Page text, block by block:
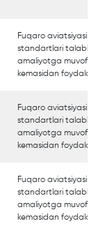
Fuqaro aviatsiyasi
standartlari
amaliyotga
kemasidan
Fuqaro aviatsiyasi
standartlari
amaliyotga
kemasidan
Fuqaro aviatsiyasi
standartlari
amaliyotga
kemasidan